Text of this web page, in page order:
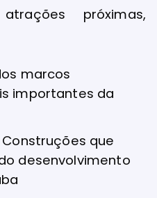
próximas,
marcos
importantes da
Construções que
desenvolvimento